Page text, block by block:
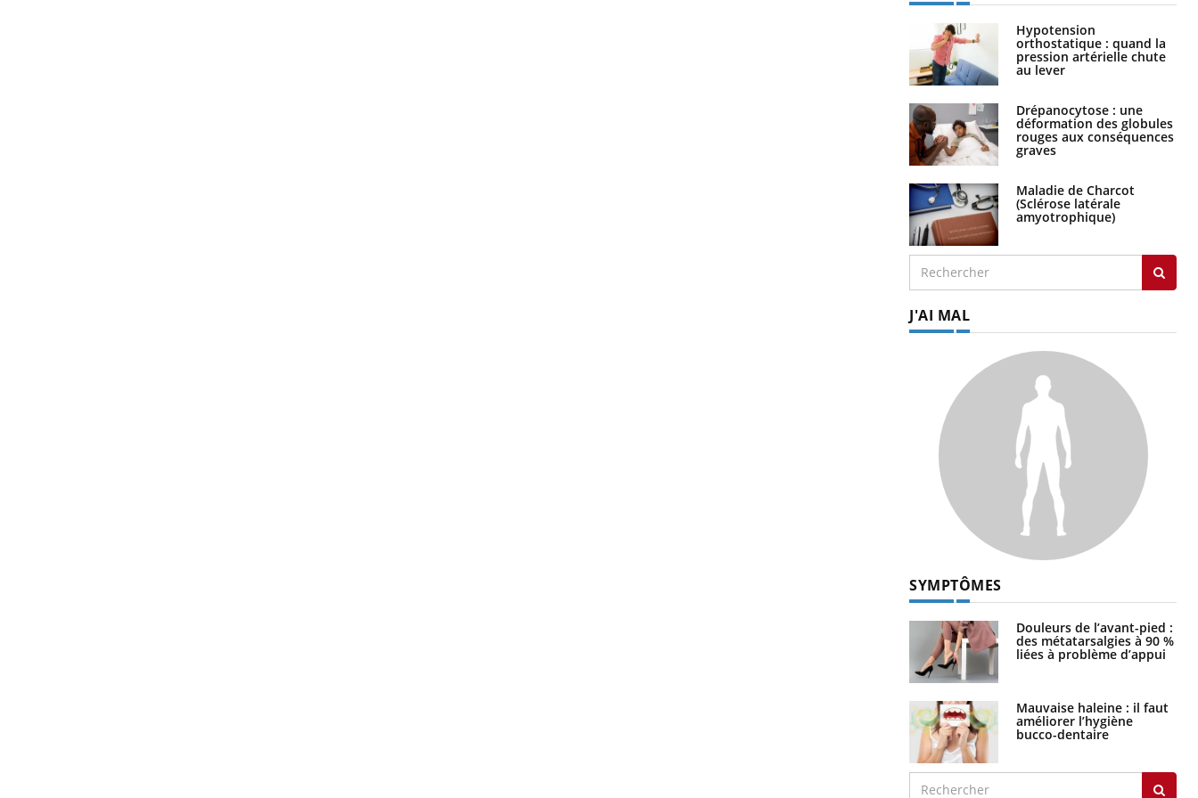
Hypotension
orthostatique : quand la
pression artérielle chute
au lever
Drépanocytose : une
déformation des globules
rouges aux conséquences
graves
Maladie de Charcot
(Sclérose latérale
amyotrophique)
J'AI MAL
SYMPTÔMES
Douleurs de l’avant-pied :
des métatarsalgies à 90 %
liées à problème d’appui
Mauvaise haleine : il faut
améliorer l’hygiène
bucco-dentaire